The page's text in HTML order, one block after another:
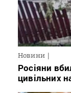
Новини
Росіяни
цивільних